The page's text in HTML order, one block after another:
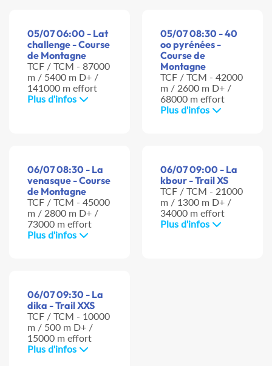
05/07 06:00 - Lat
challenge - Course
de Montagne
TCF / TCM - 87000
m / 5400 m D+ /
141000 m effort
Plus d'infos
05/07 08:30 - 40
oo pyrénées -
Course de
Montagne
TCF / TCM - 42000
m / 2600 m D+ /
68000 m effort
Plus d'infos
06/07 08:30 - La
venasque - Course
de Montagne
TCF / TCM - 45000
m / 2800 m D+ /
73000 m effort
Plus d'infos
06/07 09:00 - La
kbour - Trail XS
TCF / TCM - 21000
m / 1300 m D+ /
34000 m effort
Plus d'infos
06/07 09:30 - La
dika - Trail XXS
TCF / TCM - 10000
m / 500 m D+ /
15000 m effort
Plus d'infos